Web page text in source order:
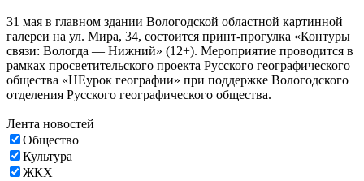
31 мая в главном здании Вологодской областной картинной
галереи на ул. Мира, 34, состоится принт-прогулка «Контуры
связи: Вологда — Нижний» (12+). Мероприятие проводится в
рамках просветительского проекта Русского географического
общества «НЕурок географии» при поддержке Вологодского
отделения Русского географического общества.
Лента новостей
Общество
Культура
ЖКХ